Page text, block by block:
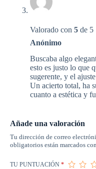
Valorado con 5 de 5
Anónimo
Buscaba algo
esto es justo lo que
sugerente, y el
Un acierto total, ha
cuanto a estética y
Añade una valoración
Tu dirección de correo
obligatorios están marcados con
TU PUNTUACIÓN *